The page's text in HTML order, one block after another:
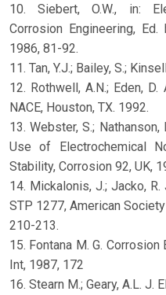
10. Siebert, O.W., in:
Corrosion Engineering,
1986, 81-92.
11. Tan, Y.J.; Bailey, S.;
12. Rothwell, A.N.; Eden,
NACE, Houston, TX. 1992.
13. Webster, S.; Nathanson,
Use of Electrochemical
Stability, Corrosion 92, UK,
14. Mickalonis, J.; Jacko, R.
STP 1277, American
210-213.
15. Fontana M. G.
Int, 1987, 172
16. Stearn M.; Geary, A.L. J.